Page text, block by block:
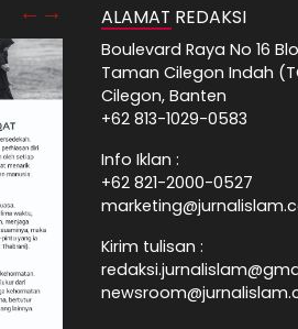
ALAMAT REDAKSI
Boulevard Raya No 16
Taman Cilegon Indah
Cilegon, Banten
+62 813-1029-0583
Info Iklan :
+62 821-2000-0527
Kirim tulisan :